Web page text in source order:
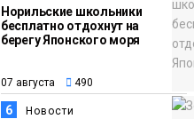
Норильские школьники
бесплатно отдохнут на
берегу Японского моря
07 августа 490
6 Новости